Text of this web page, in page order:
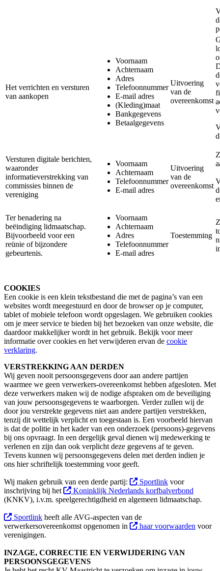
Het verrichten en versturen
van aankopen
Voornaam
Achternaam
Adres
Telefoonnummer
E-mail adres
(Kleding)maat
Bankgegevens
Betaalgegevens
Uitvoering
van de
overeenkomst
Versturen digitale berichten,
waaronder
informatieverstrekking van
commissies binnen de
vereniging
Voornaam
Achternaam
Telefoonnummer
E-mail adres
Uitvoering
van de
overeenkomst
Ter benadering na
beëindiging lidmaatschap.
Bijvoorbeeld voor een
reünie of bijzondere
gebeurtenis.
Voornaam
Achternaam
Adres
Telefoonnummer
E-mail adres
Toestemming
COOKIES
Een cookie is een klein tekstbestand die met de pagina’s van een
websites wordt meegestuurd en door de browser op je computer,
tablet of mobiele telefoon wordt opgeslagen. We gebruiken cookies
om je meer service te bieden bij het bezoeken van onze website, die
daardoor makkelijker wordt in het gebruik. Bekijk voor meer
informatie over cookies en het verwijderen ervan de cookie
verklaring.
VERSTREKKING AAN DERDEN
Wij geven nooit persoonsgegevens door aan andere partijen
waarmee we geen verwerkers-overeenkomst hebben afgesloten. Met
deze verwerkers maken wij de nodige afspraken om de beveiliging
van jouw persoonsgegevens te waarborgen. Verder zullen wij de
door jou verstrekte gegevens niet aan andere partijen verstrekken,
tenzij dit wettelijk verplicht en toegestaan is. Een voorbeeld hiervan
is dat de politie in het kader van een onderzoek (persoons)-gegevens
bij ons opvraagt. In een dergelijk geval dienen wij medewerking te
verlenen en zijn dan ook verplicht deze gegevens af te geven.
Tevens kunnen wij persoonsgegevens delen met derden indien je
ons hier schriftelijk toestemming voor geeft.
Wij maken gebruik van een derde partij: Sportlink voor
inschrijving bij het
Koninklijk Nederlands korfbalverbond
(KNKV), i.v.m. speelgerechtigdheid en algemeen lidmaatschap.
Sportlink heeft alle AVG-aspecten van de
verwerkersovereenkomst opgenomen in
haar voorwaarden voor
verenigingen.
INZAGE, CORRECTIE EN VERWIJDERING VAN
PERSOONSGEGEVENS